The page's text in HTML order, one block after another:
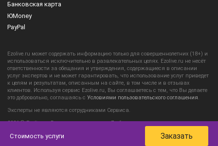
Стоимость услуги Заказать
Банковская карта
ЮMoney
PayPal
Ezolive.ru может содержать информацию только для совершеннолетних (18+) и
использоваться исключительно в развлекательных целях. Ezolive.ru не несёт
ответственности за обещания и утверждения, содержащиеся в описании
услуг экспертов и не может гарантировать, что использование услуг приведет
к целям и результатам, описанным на сайте, в том числе и в отзывах
клиентов. Используя сервис Ezolive.ru, Вы соглашаетесь с тем, что Вы делаете
это добровольно, соглашаясь сУсловиями пользовательского соглашения.
Эксперты не являются сотрудниками Сервиса.
2026 © Ezolive.ru Все права защищены. Любое использование материалов
размещения активной ссылки на Ezolive.ru (см.
Соблюдение авторских прав